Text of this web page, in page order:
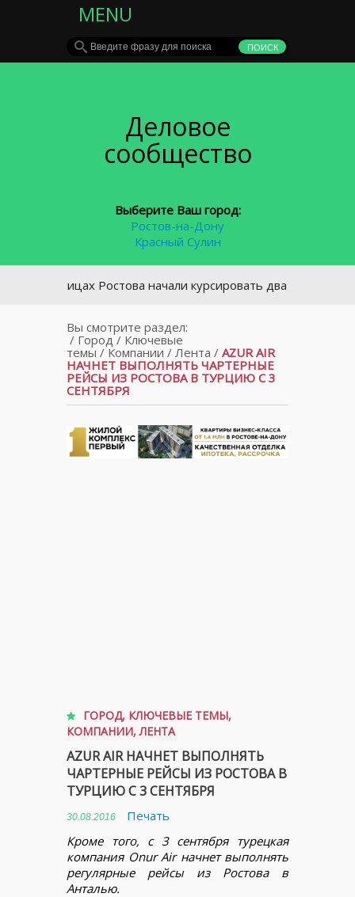
MENU
Деловое
сообщество
Выберите Ваш город:
Ростов-на-Дону
Красный Сулин
На улицах Ростова начали курсировать два низкопольных
Вы смотрите раздел:
/ Город/ Ключевые
темы / Компании / Лента / AZUR AIR
НАЧНЕТ ВЫПОЛНЯТЬ ЧАРТЕРНЫЕ
РЕЙСЫ ИЗ РОСТОВА В ТУРЦИЮ С 3
СЕНТЯБРЯ
ГОРОД, КЛЮЧЕВЫЕ ТЕМЫ,
КОМПАНИИ,ЛЕНТА
AZUR AIR НАЧНЕТ ВЫПОЛНЯТЬ
ЧАРТЕРНЫЕ РЕЙСЫ ИЗ РОСТОВА В
ТУРЦИЮ С 3 СЕНТЯБРЯ
30.08.2016
Печать
Кроме того, с 3 сентября турецкая
компания Onur Air начнет выполнять
регулярные рейсы из Ростова в
Анталью.